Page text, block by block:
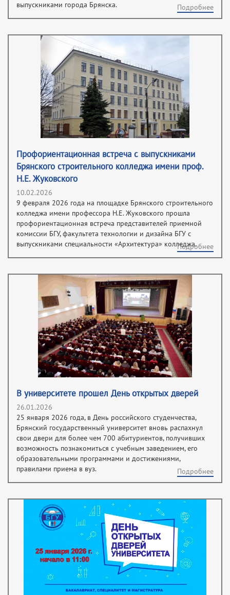
выпускниками города Брянска.
Подробнее
Профориентационная встреча с выпускниками
Брянского строительного колледжа имени проф.
Н.Е. Жуковского
10.02.2026
9 февраля 2026 года на площадке Брянского строительного
колледжа имени профессора Н.Е. Жуковского прошла
профориентационная встреча представителей приемной
комиссии БГУ, факультета технологии и дизайна БГУ с
выпускниками специальности «Архитектура» колледжа.Подробнее
В университете прошел День открытых дверей
26.01.2026
25 января 2026 года, в День российского студенчества,
Брянский государственный университет вновь распахнул
свои двери для более чем 700 абитуриентов, получивших
возможность познакомиться с учебным заведением, его
образовательными программами и достижениями,
правилами приема в вуз.
Подробнее